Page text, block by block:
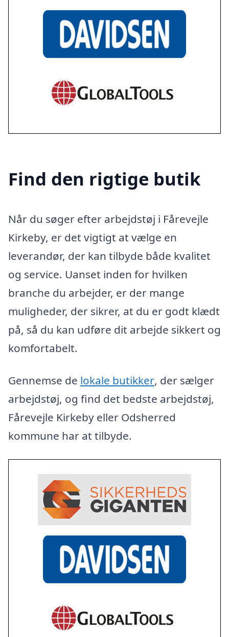
Find den rigtige butik
Når du søger efter arbejdstøj i Fårevejle
Kirkeby, er det vigtigt at vælge en
leverandør, der kan tilbyde både kvalitet
og service. Uanset inden for hvilken
branche du arbejder, er der mange
muligheder, der sikrer, at du er godt klædt
på, så du kan udføre dit arbejde sikkert og
komfortabelt.
Gennemse de lokale butikker, der sælger
arbejdstøj, og find det bedste arbejdstøj,
Fårevejle Kirkeby eller Odsherred
kommune har at tilbyde.